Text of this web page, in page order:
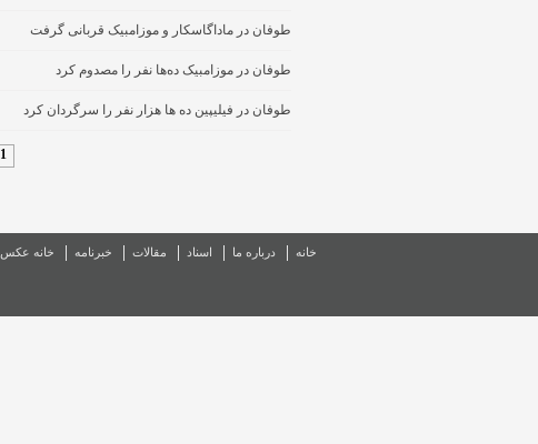
طوفان در ماداگاسکار و موزامبیک قربانی گرفت
طوفان در موزامبیک ده‌ها نفر را مصدوم کرد
طوفان در فیلیپین ده ها هزار نفر را سرگردان کرد
1
خانه درباره ما اسناد مقالات خبرنامه خانه عکس